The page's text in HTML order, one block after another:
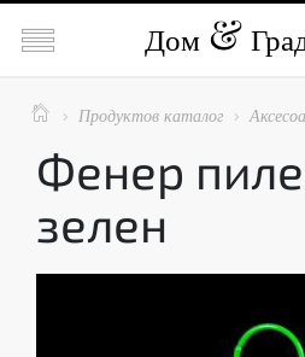
 Дом
  Продуктов каталог 
Фенер
зелен